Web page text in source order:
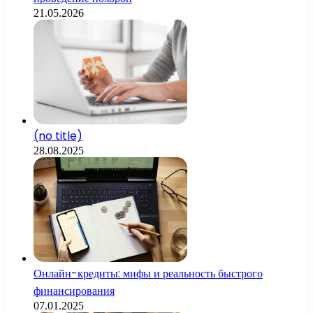
21.05.2026
(no title)
28.08.2025
Онлайн-кредиты: мифы и реальность быстрого
финансирования
07.01.2025